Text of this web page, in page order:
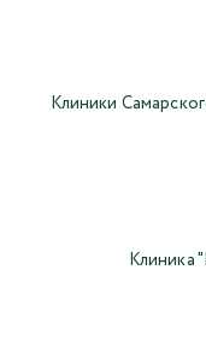
Клиники
Клиника